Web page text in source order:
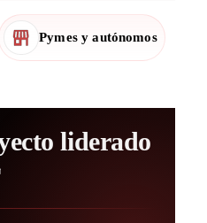
Pymes y autónomos
liderado